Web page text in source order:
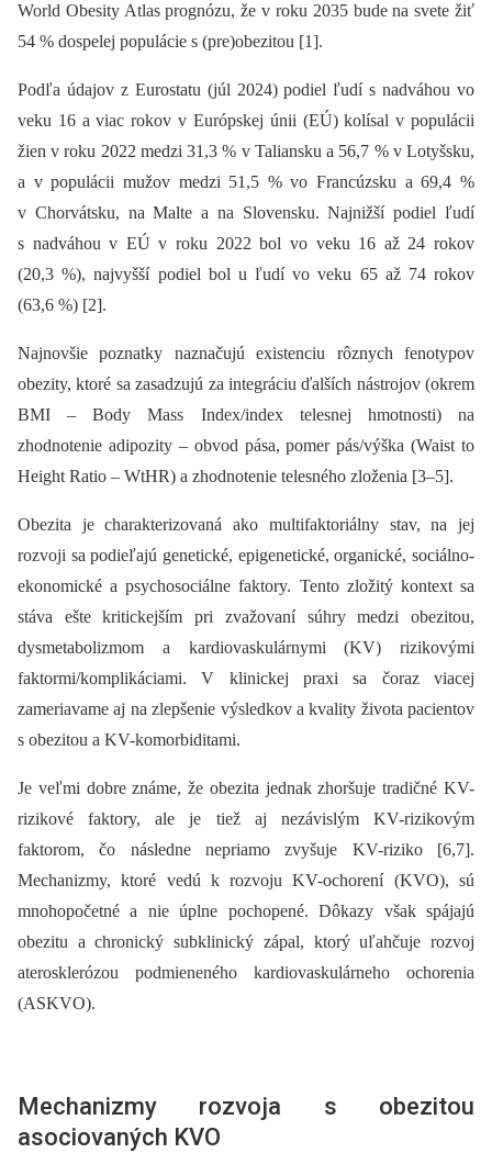
World Obesity Atlas prognózu, že v roku 2035 bude na svete žiť
54 % dospelej populácie s (pre)obezitou [1].
Podľa údajov z Eurostatu (júl 2024) podiel ľudí s nadváhou vo
veku 16 a viac rokov v Európskej únii (EÚ) kolísal v populácii
žien v roku 2022 medzi 31,3 % v Taliansku a 56,7 % v Lotyšsku,
a v populácii mužov medzi 51,5 % vo Francúzsku a 69,4 %
v Chorvátsku, na Malte a na Slovensku. Najnižší podiel ľudí
s nadváhou v EÚ v roku 2022 bol vo veku 16 až 24 rokov
(20,3 %), najvyšší podiel bol u ľudí vo veku 65 až 74 rokov
(63,6 %) [2].
Najnovšie poznatky naznačujú existenciu rôznych fenotypov
obezity, ktoré sa zasadzujú za integráciu ďalších nástrojov (okrem
BMI –⁠ Body Mass Index/index telesnej hmotnosti) na
zhodnotenie adipozity –⁠ obvod pása, pomer pás/výška (Waist to
Height Ratio –⁠ WtHR) a zhodnotenie telesného zloženia [3–5].
Obezita je charakterizovaná ako multifaktoriálny stav, na jej
rozvoji sa podieľajú genetické, epigenetické, organické, sociálno-
ekonomické a psychosociálne faktory. Tento zložitý kontext sa
stáva ešte kritickejším pri zvažovaní súhry medzi obezitou,
dysmetabolizmom a kardiovaskulárnymi (KV) rizikovými
faktormi/komplikáciami. V klinickej praxi sa čoraz viacej
zameriavame aj na zlepšenie výsledkov a kvality života pacientov
s obezitou a KV-komorbiditami.
Je veľmi dobre známe, že obezita jednak zhoršuje tradičné KV-
rizikové faktory, ale je tiež aj nezávislým KV-rizikovým
faktorom, čo následne nepriamo zvyšuje KV-riziko [6,7].
Mechanizmy, ktoré vedú k rozvoju KV-ochorení (KVO), sú
mnohopočetné a nie úplne pochopené. Dôkazy však spájajú
obezitu a chronický subklinický zápal, ktorý uľahčuje rozvoj
aterosklerózou podmieneného kardiovaskulárneho ochorenia
(ASKVO).
Mechanizmy rozvoja s obezitou
asociovaných KVO